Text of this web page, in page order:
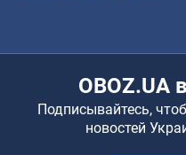
OBOZ.UA
Подписывайтесь,
новостей